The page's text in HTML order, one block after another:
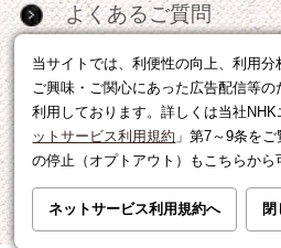
当サイトでは、利便性の向上、利用
ご興味・ご関心にあった広告配信等
利用しております。詳しくは当社NHK
ットサービス利用規約 」第7～9条を
の停止（オプトアウト）もこちらから
ネットサービス利用規約へ 閉
よくあるご質問
お問い合わせ
サイトマップ
RSS
広告出稿・パートナー